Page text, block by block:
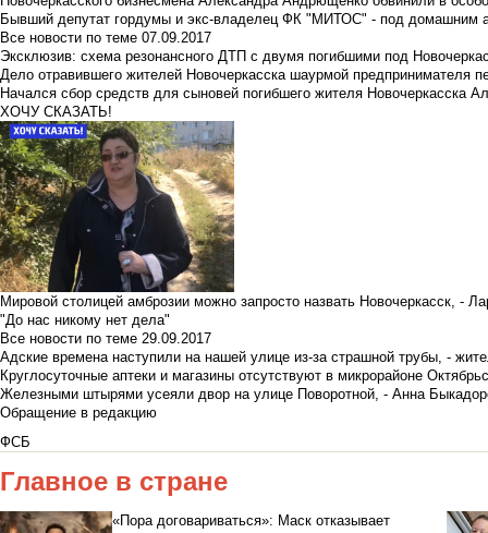
Бывший депутат гордумы и экс-владелец ФК "МИТОС" - под домашним
Все новости по теме 07.09.2017
Эксклюзив: схема резонансного ДТП с двумя погибшими под
Дело отравившего жителей Новочеркасска шаурмой предпринимателя
Начался сбор средств для сыновей погибшего жителя Новочеркасска
ХОЧУ СКАЗАТЬ!
Мировой столицей амброзии можно запросто назвать Новочеркасск, -
"До нас никому нет дела"
Все новости по теме 29.09.2017
Адские времена наступили на нашей улице из-за страшной трубы, -
Круглосуточные аптеки и магазины отсутствуют в микрорайоне
Железными штырями усеяли двор на улице Поворотной, - Анна
Обращение в редакцию
ФСБ
Главное в стране
«Пора договариваться»: Маск отказывает